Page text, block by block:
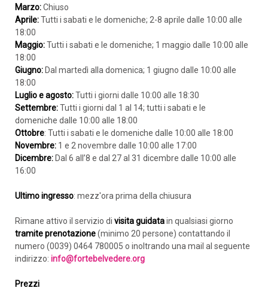
Marzo:Chiuso
Aprile:Tutti i sabati e le domeniche; 2-8 aprile dalle 10:00 alle
18:00
Maggio:Tutti i sabati e le domeniche; 1 maggio dalle 10:00 alle
18:00
Giugno: Dal martedì alla domenica; 1 giugno dalle 10:00 alle
18:00
Luglio e agosto:Tutti i giorni dalle 10:00 alle 18:30
Settembre:Tutti i giorni dal 1 al 14; tutti i sabati e le
domeniche dalle 10:00 alle 18:00
Ottobre: Tutti i sabati e le domeniche dalle 10:00 alle 18:00
Novembre: 1 e 2 novembre dalle 10:00 alle 17:00
Dicembre: Dal 6 all’8 e dal 27 al 31 dicembre dalle 10:00 alle
16:00
Ultimo ingresso: mezz'ora prima della chiusura
Rimane attivo il servizio di visita guidatain qualsiasi giorno
tramite prenotazione(minimo 20 persone) contattando il
numero (0039) 0464 780005 o inoltrando una mail al seguente
indirizzo: info@fortebelvedere.org
Prezzi